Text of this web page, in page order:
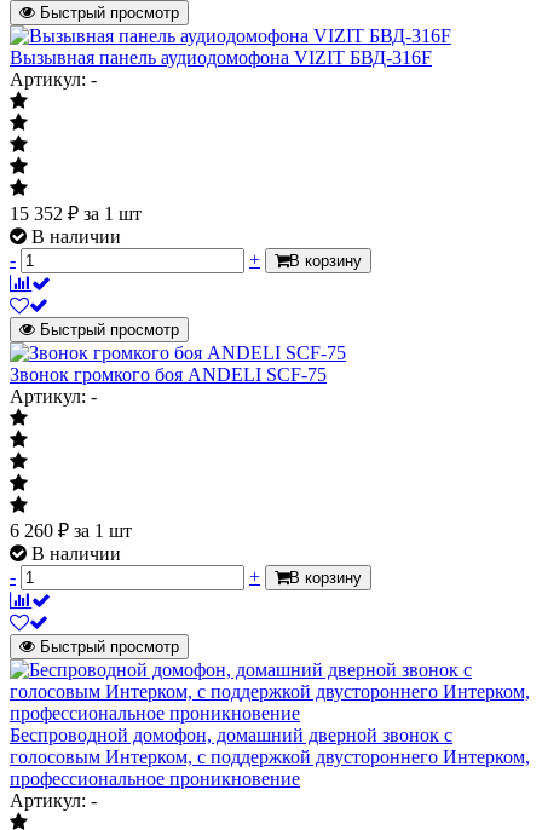
Быстрый просмотр
Вызывная панель аудиодомофона VIZIT БВД-316F
Артикул: -
15 352 ₽ за 1 шт
В наличии
-
+ В корзину
Быстрый просмотр
Звонок громкого боя ANDELI SCF-75
Артикул: -
6 260 ₽ за 1 шт
В наличии
-
+ В корзину
Быстрый просмотр
Беспроводной домофон, домашний дверной звонок с
голосовым Интерком, с поддержкой двустороннего Интерком,
профессиональное проникновение
Артикул: -